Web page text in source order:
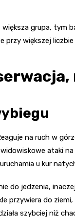
grupa, tym
przy większej
na ruch w
ataki
u kur
do jedzenia,
przywiera do
szybciej niż